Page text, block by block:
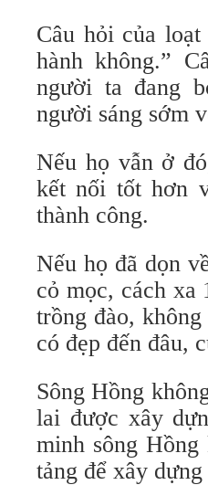
Câu hỏi của
hành không.”
người ta đang
người sáng sớm
Nếu họ vẫn ở
kết nối tốt hơn
thành công.
Nếu họ đã dọn
cỏ mọc, cách xa
trồng đào,
có đẹp đến đâu,
Sông Hồng
lai được xây
minh sông
tảng để xây